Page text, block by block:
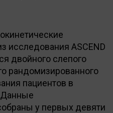
исследования ASCEND
двойного слепого
рандомизированного
пациентов в
Данные
у первых девяти